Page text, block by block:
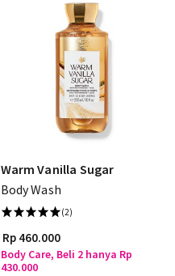
Warm Vanilla Sugar
Body Wash
(2)
Rp 460.000
Body Care, Beli 2 hanya Rp
430.000